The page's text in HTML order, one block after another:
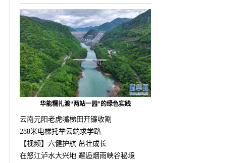
华能糯扎渡“两站一园”的绿色实践
云南元阳老虎嘴梯田开镰收割
288米电梯托举云端求学路
【视频】六健护航 茁壮成长
在怒江泸水大兴地 邂逅烟雨峡谷秘境